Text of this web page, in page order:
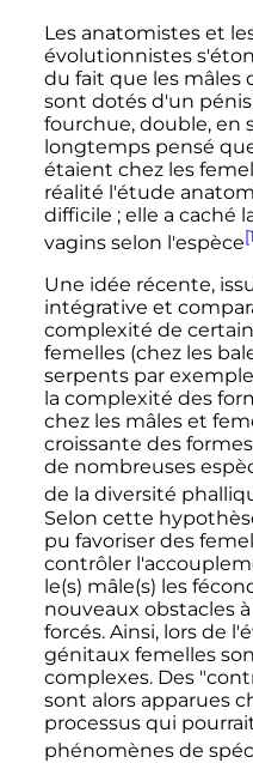
Les anatomistes et
évolutionnistes
du fait que les mâles
sont dotés d'un
fourchue, double, en
longtemps pensé
étaient chez les
réalité l'étude
difficile ; elle a caché
vagins selon l'espèce
Une idée récente,
intégrative et
complexité de
femelles (chez les
serpents par
la complexité des
chez les mâles et
croissante des
de nombreuses
de la diversité
Selon cette
pu favoriser des
contrôler
le(s) mâle(s) les
nouveaux obstacles
forcés. Ainsi, lors de
génitaux femelles
complexes. Des
sont alors apparues
processus qui
phénomènes de